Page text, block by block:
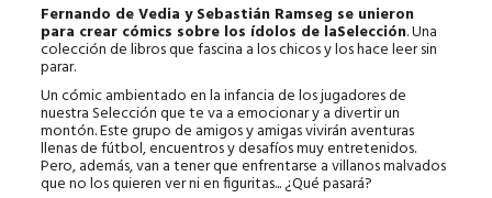
Fernando de Vedia y Sebastián Ramseg se unieron
para crear cómics sobre los ídolos de laSelección. Una
colección de libros que fascina a los chicos y los hace leer sin
parar.
Un cómic ambientado en la infancia de los jugadores de
nuestra Selección que te va a emocionar y a divertir un
montón. Este grupo de amigos y amigas vivirán aventuras
llenas de fútbol, encuentros y desafíos muy entretenidos.
Pero, además, van a tener que enfrentarse a villanos malvados
que no los quieren ver ni en figuritas... ¿Qué pasará?